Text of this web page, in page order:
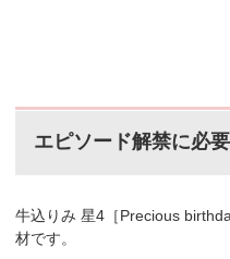
エピソード解禁に必
牛込りみ 星4［Precious
材です。